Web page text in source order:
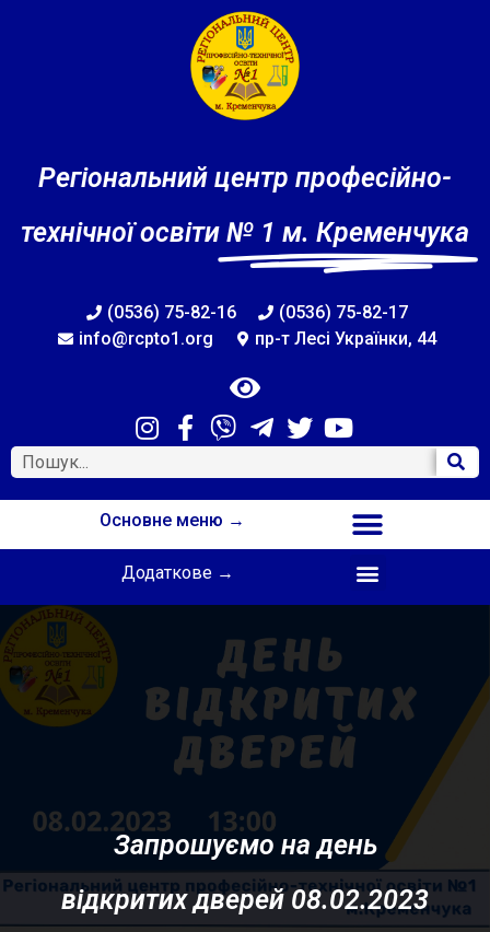
Регіональний центр професійно-
технічної освіти № 1 м. Кременчука
(0536) 75-82-16
(0536) 75-82-17
info@rcpto1.org
пр-т Лесі Українки, 44
Основне меню →
Додаткове →
Запрошуємо на день
відкритих дверей 08.02.2023